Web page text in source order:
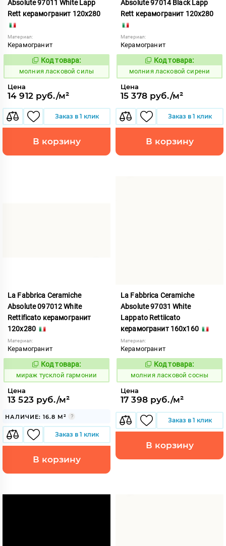
Absolute 97011 White Lapp
Rett керамогранит 120x280
Материал:
Керамогранит
1005338
Код товара:
молния ласковой силы
Цена
14 912 руб./м²
Заказ в 1 клик
В корзину
Absolute 97014 Black Lapp
Rett керамогранит 120x280
Материал:
Керамогранит
1005339
Код товара:
молния ласковой сирени
Цена
15 378 руб./м²
Заказ в 1 клик
В корзину
La Fabbrica Ceramiche
Absolute 097012 White
Rettificato керамогранит
120x280
Материал:
Керамогранит
997641
Код товара:
мираж тусклой гармонии
Цена
13 523 руб./м²
НАЛИЧИЕ: 16.8 М²
Заказ в 1 клик
В корзину
La Fabbrica Ceramiche
Absolute 97031 White
Lappato Rettiicato
керамогранит 160x160
Материал:
Керамогранит
1005347
Код товара:
молния ласковой сосны
Цена
17 398 руб./м²
Заказ в 1 клик
В корзину